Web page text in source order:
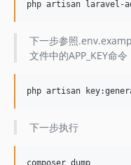
下一步参照
文件中的APP_KEY命令
下一步执行